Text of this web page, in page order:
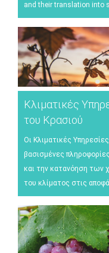
and their translation into
Κλιματικές
του Κρασιού
Οι Κλιματικές
βασισμένες
και την κατανόηση των
του κλίματος στις